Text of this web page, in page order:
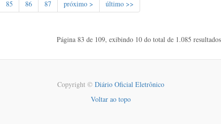
85
86 87 próximo > último >>
Página 83 de 109, exibindo 10 do total de 1.085 resultados
Copyright © Diário Oficial Eletrônico
Voltar ao topo